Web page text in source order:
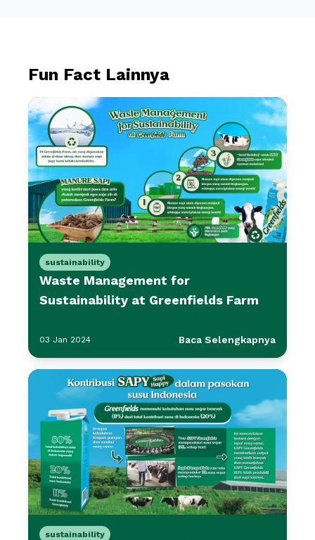
Fun Fact Lainnya
sustainability
Waste Management for
Sustainability at Greenfields Farm
03 Jan 2024 Baca Selengkapnya
sustainability